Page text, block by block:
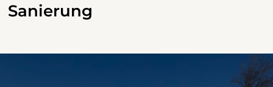
Sanierung